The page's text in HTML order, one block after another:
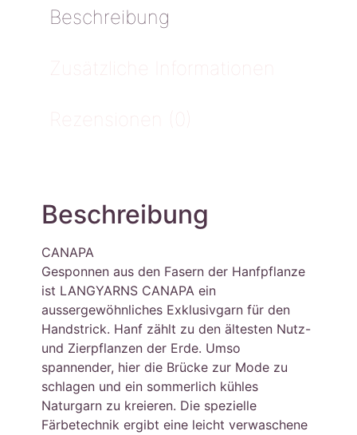
Beschreibung
Zusätzliche Informationen
Rezensionen (0)
Beschreibung
CANAPA
Gesponnen aus den Fasern der Hanfpflanze
ist LANGYARNS CANAPA ein
aussergewöhnliches Exklusivgarn für den
Handstrick. Hanf zählt zu den ältesten Nutz-
und Zierpflanzen der Erde. Umso
spannender, hier die Brücke zur Mode zu
schlagen und ein sommerlich kühles
Naturgarn zu kreieren. Die spezielle
Färbetechnik ergibt eine leicht verwaschene